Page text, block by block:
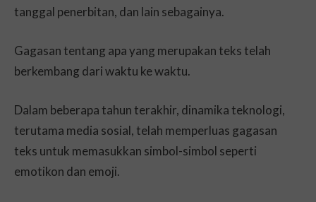
tanggal penerbitan, dan lain sebagainya.
Gagasan tentang apa yang merupakan teks telah
berkembang dari waktu ke waktu.
Dalam beberapa tahun terakhir, dinamika teknologi,
terutama media sosial, telah memperluas gagasan
teks untuk memasukkan simbol-simbol seperti
emotikon dan emoji.